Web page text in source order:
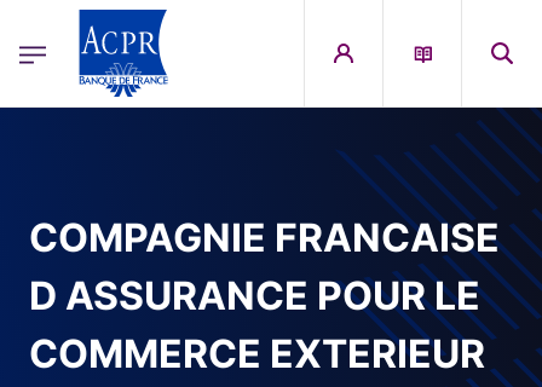
ACPR Menu Principal (French)
COMPAGNIE FRANCAISE
D ASSURANCE POUR LE
COMMERCE EXTERIEUR